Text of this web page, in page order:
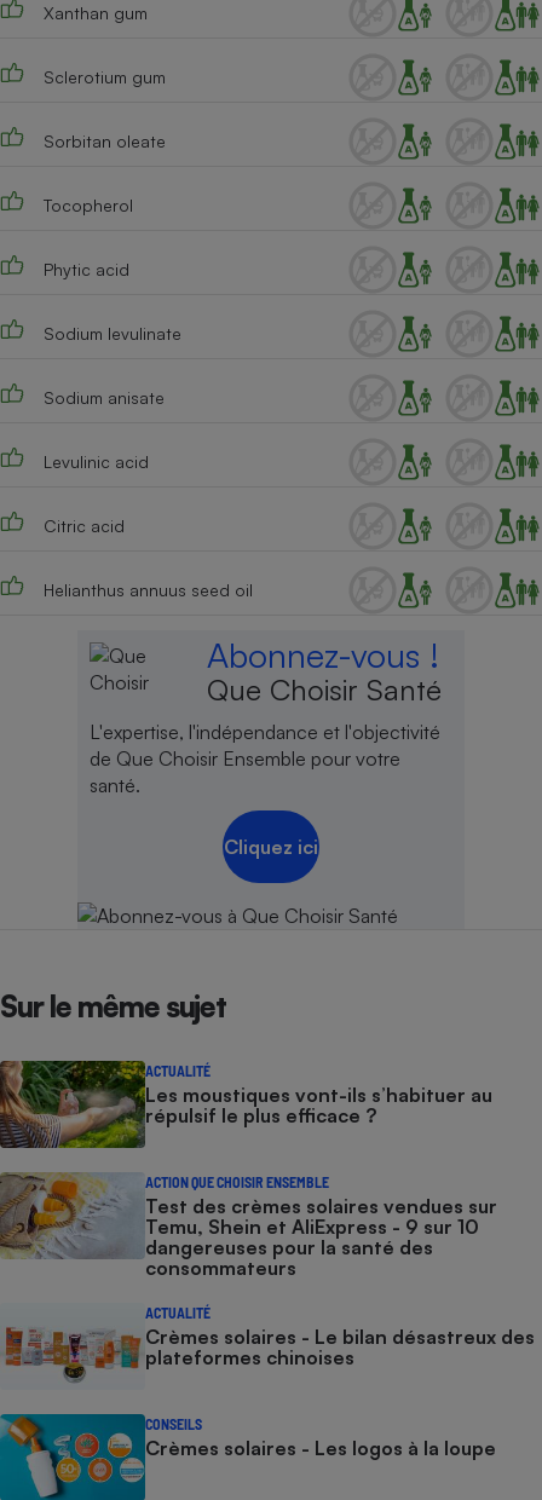
Xanthan gum
Sclerotium gum
Sorbitan oleate
Tocopherol
Phytic acid
Sodium levulinate
Sodium anisate
Levulinic acid
Citric acid
Helianthus annuus seed oil
Abonnez-vous !
Que Choisir Santé
L'expertise, l'indépendance et l'objectivité
de Que Choisir Ensemble pour votre
santé.
Cliquez ici
Sur le même sujet
ACTUALITÉ
Les moustiques vont-ils s’habituer au
répulsif le plus efficace ?
ACTION QUE CHOISIR ENSEMBLE
Test des crèmes solaires vendues sur
Temu, Shein et AliExpress - 9 sur 10
dangereuses pour la santé des
consommateurs
ACTUALITÉ
Crèmes solaires - Le bilan désastreux des
plateformes chinoises
CONSEILS
Crèmes solaires - Les logos à la loupe